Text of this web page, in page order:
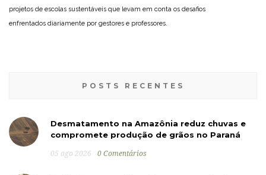
projetos de escolas sustentáveis que levam em conta os desafios
enfrentados diariamente por gestores e professores.
POSTS RECENTES
Desmatamento na Amazônia reduz chuvas e
compromete produção de grãos no Paraná
05 ago 2026 0 Comentários